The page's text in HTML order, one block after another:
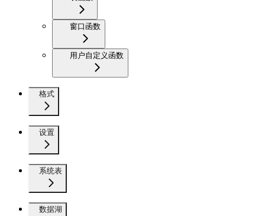
窗口函数
用户自定义函数
格式
设置
系统表
数据湖